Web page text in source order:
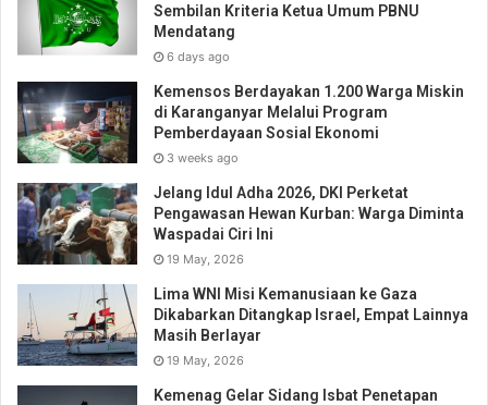
Sembilan Kriteria Ketua Umum PBNU
Mendatang
6 days ago
Kemensos Berdayakan 1.200 Warga Miskin
di Karanganyar Melalui Program
Pemberdayaan Sosial Ekonomi
3 weeks ago
Jelang Idul Adha 2026, DKI Perketat
Pengawasan Hewan Kurban: Warga Diminta
Waspadai Ciri Ini
19 May, 2026
Lima WNI Misi Kemanusiaan ke Gaza
Dikabarkan Ditangkap Israel, Empat Lainnya
Masih Berlayar
19 May, 2026
Kemenag Gelar Sidang Isbat Penetapan